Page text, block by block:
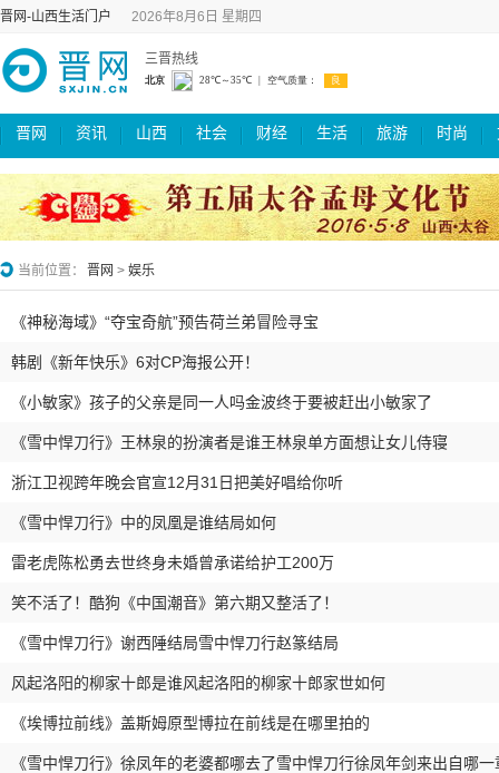
晋网-山西生活门户 2026年8月6日 星期四
三晋热线
晋网 资讯 山西 社会 财经 生活 旅游 时尚
当前位置： 晋网 > 娱乐
《神秘海域》“夺宝奇航”预告荷兰弟冒险寻宝
韩剧《新年快乐》6对CP海报公开！
《小敏家》孩子的父亲是同一人吗金波终于要被赶出小敏家了
《雪中悍刀行》王林泉的扮演者是谁王林泉单方面想让女儿侍寝
浙江卫视跨年晚会官宣12月31日把美好唱给你听
《雪中悍刀行》中的凤凰是谁结局如何
雷老虎陈松勇去世终身未婚曾承诺给护工200万
笑不活了！酷狗《中国潮音》第六期又整活了！
《雪中悍刀行》谢西陲结局雪中悍刀行赵篆结局
风起洛阳的柳家十郎是谁风起洛阳的柳家十郎家世如何
《埃博拉前线》盖斯姆原型博拉在前线是在哪里拍的
《雪中悍刀行》徐凤年的老婆都哪去了雪中悍刀行徐凤年剑来出自哪一